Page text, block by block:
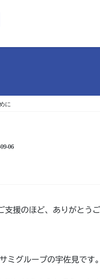
に
06
支援のほど、ありがとうご
ミグループの宇佐見です。